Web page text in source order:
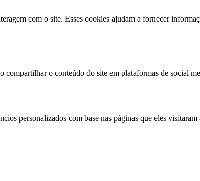
com o site. Esses cookies ajudam a fornecer
o conteúdo do site em plataformas de social
personalizados com base nas páginas que eles